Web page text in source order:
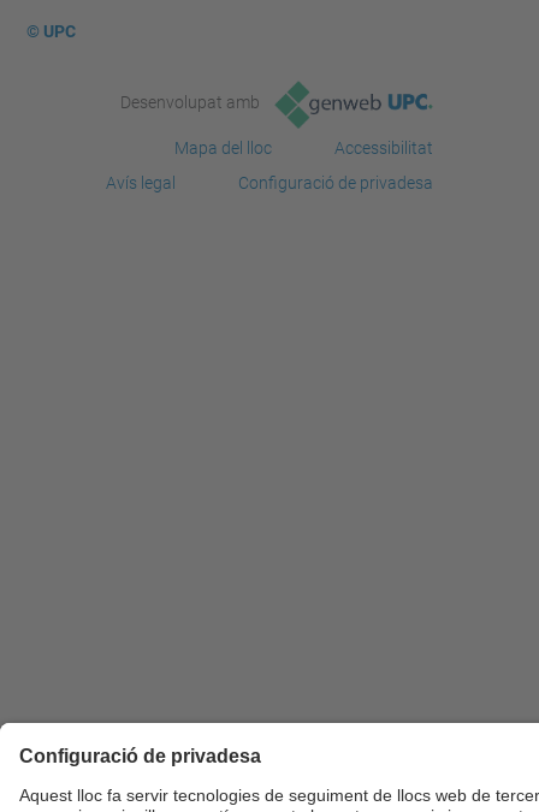
© UPC
Desenvolupat amb
Mapa del lloc
Accessibilitat
Avís legal
Configuració de privadesa